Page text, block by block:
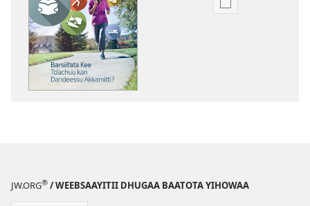
Filannaawwan
JW.ORG® / WEEBSAAYITII DHUGAA BAATOTA YIHOWAA